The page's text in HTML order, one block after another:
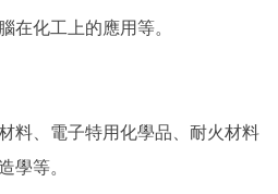
在化工上的應用等。
料、電子特用化學品、耐火材料
學等。